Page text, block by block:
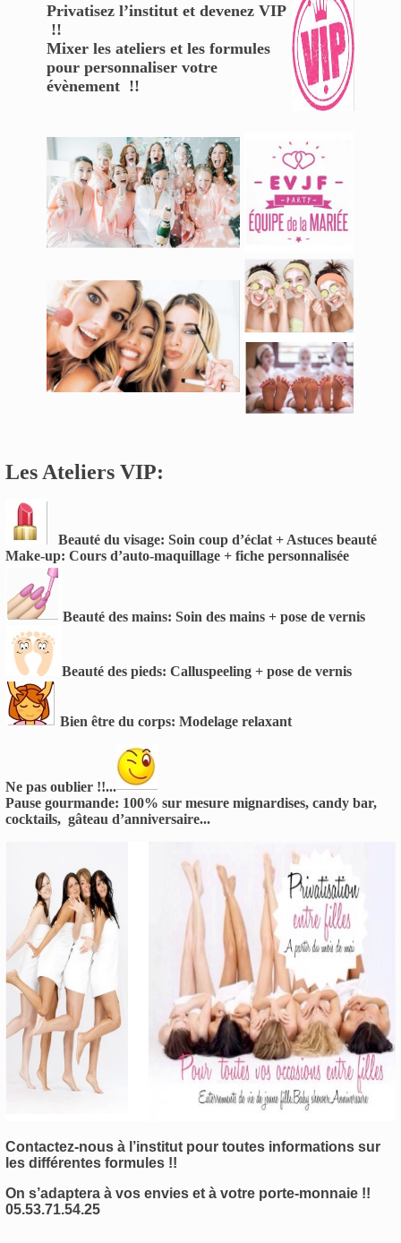
Privatisez l’institut et devenez VIP
!!
Mixer les ateliers et les formules
pour personnaliser votre
évènement !!
Les Ateliers VIP:
Beauté du visage: Soin coup d’éclat + Astuces beauté
Make-up: Cours d’auto-maquillage + fiche personnalisée
Beauté des mains: Soin des mains + pose de vernis
Beauté des pieds: Calluspeeling + pose de vernis
Bien être du corps: Modelage relaxant
Ne pas oublier !!...
Pause gourmande: 100% sur mesure mignardises, candy bar,
cocktails, gâteau d’anniversaire...
Contactez-nous à l’institut pour toutes informations sur
les différentes formules !!
On s’adaptera à vos envies et à votre porte-monnaie !!
05.53.71.54.25